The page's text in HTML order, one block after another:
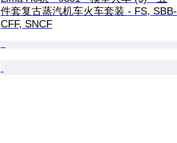
件套复古蒸汽机车火车套装 - FS, SBB-
CFF, SNCF